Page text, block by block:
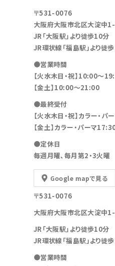
〒531-0076
大阪府大阪市北区大淀
JR「大阪駅」より徒歩10分
JR環状線「福島駅」より徒
●営業時間
【火水木日・祝】10:00～
【金土】10:00〜21:00
●最終受付
【火水木日・祝】カラー・
【金土】カラー・パーマ
●定休日
毎週月曜、毎月第2・3火曜
Google mapで見る
〒531-0076
大阪府大阪市北区大淀
JR「大阪駅」より徒歩10分
JR環状線「福島駅」より徒
●営業時間